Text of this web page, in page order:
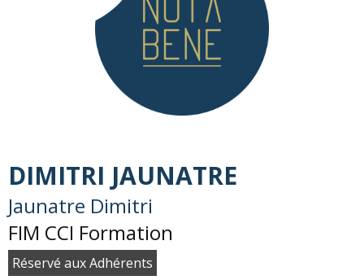
DIMITRI JAUNATRE
Jaunatre Dimitri
FIM CCI Formation
Réservé aux Adhérents